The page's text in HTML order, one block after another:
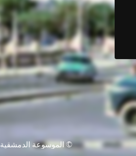
© الموسوعة الدمشقية 2025